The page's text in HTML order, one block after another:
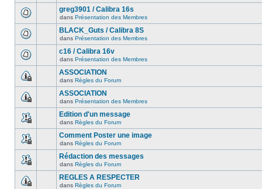
greg3901 / Calibra 16s
dans Présentation des Membres
BLACK_Guts / Calibra 8S
dans Présentation des Membres
c16 / Calibra 16v
dans Présentation des Membres
ASSOCIATION
dans Règles du Forum
ASSOCIATION
dans Présentation des Membres
Edition d'un message
dans Règles du Forum
Comment Poster une image
dans Règles du Forum
Rédaction des messages
dans Règles du Forum
REGLES A RESPECTER
dans Règles du Forum